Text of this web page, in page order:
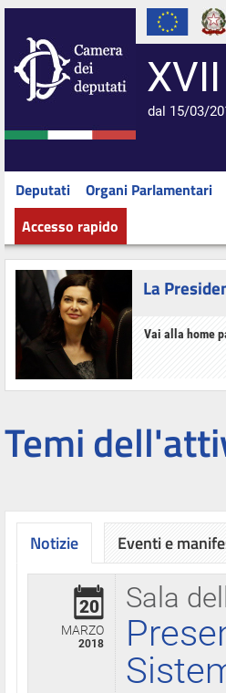
dal 15/03/
Deputati Organi Parlamentari
Accesso rapido
La
Vai alla home
Temi
Notizie
Sala
20
MARZO
2018
Eventi e